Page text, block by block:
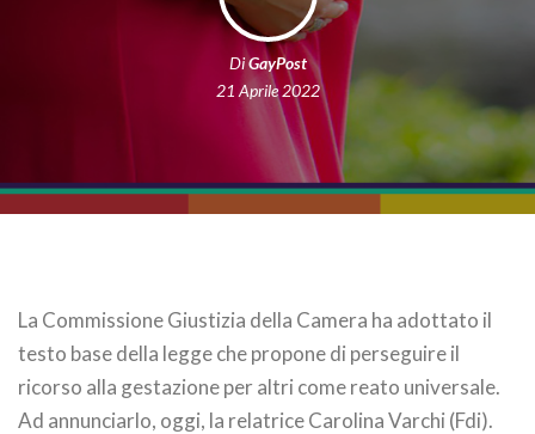
DiGayPost
21 Aprile 2022
La Commissione Giustizia della Camera ha adottato il
testo base della legge che propone di perseguire il
ricorso alla gestazione per altri come reato universale.
Ad annunciarlo, oggi, la relatrice Carolina Varchi (Fdi).